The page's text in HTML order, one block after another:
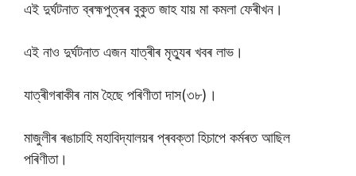
এই দুৰ্ঘটনাত ব্ৰহ্মপুত্ৰৰ বুকুত জাহ যায় মা কমলা ফেৰীখন।
এই নাও দুৰ্ঘটনাত এজন যাত্ৰীৰ মৃত্যুৰ খবৰ লাভ।
যাত্ৰীগৰাকীৰ নাম হৈছে পৰিণীতা দাস(৩৮)।
মাজুলীৰ ৰঙাচাহি মহাবিদ্যালয়ৰ প্ৰবক্তা হিচাপে কৰ্মৰত আছিল
পৰিণীতা।